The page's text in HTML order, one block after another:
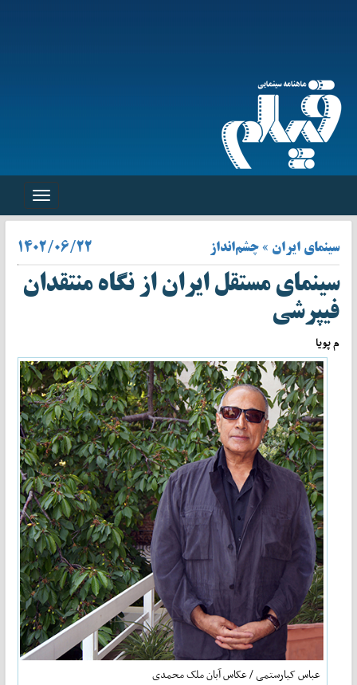
Toggle
سینمای ایران » چشم‌انداز ۱۴۰۲/۰۶/۲۲
سینمای مستقل ایران از نگاه منتقدان
فیپرشی
م پویا
عباس کیارستمی / عکاس آبان ملک محمدی